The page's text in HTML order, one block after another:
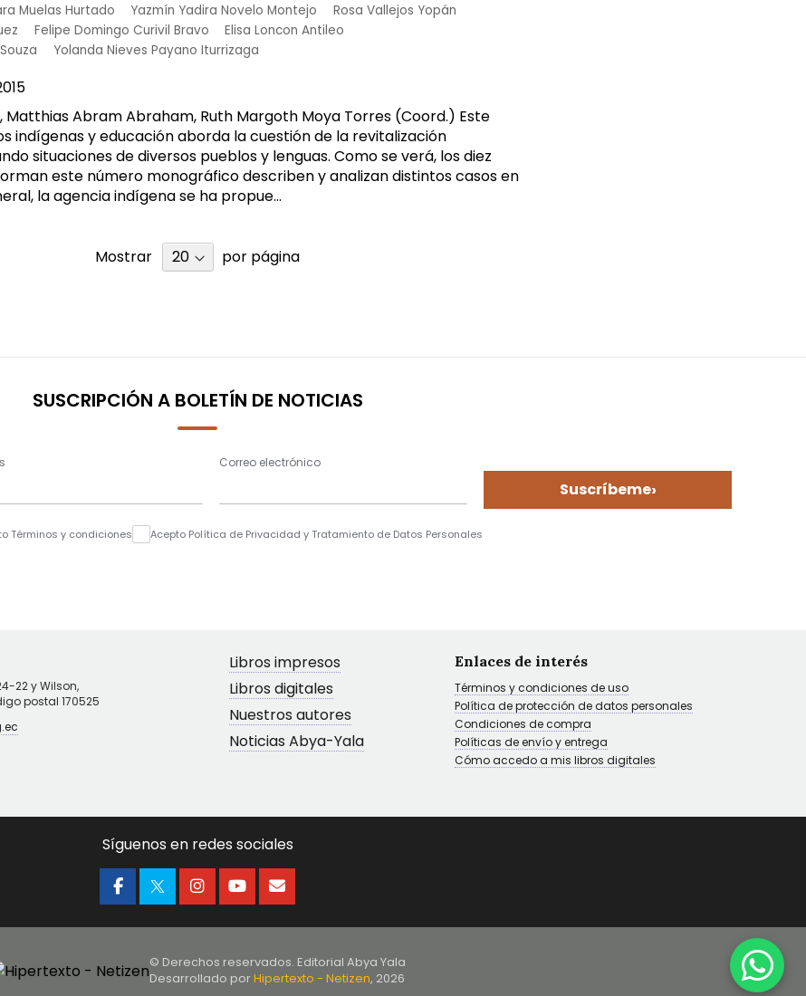
Muelas Hurtado Yazmín Yadira Novelo Montejo
Rosa Vallejos Yopán
Felipe Domingo Curivil Bravo
Elisa Loncon Antileo
Yolanda Nieves Payano Iturrizaga
Matthias Abram Abraham, Ruth Margoth Moya Torres (Coord.) Este
indígenas y educación aborda la cuestión de la revitalización
situaciones de diversos pueblos y lenguas. Como se verá, los diez
este número monográfico describen y analizan distintos casos en
la agencia indígena se ha propue...
Mostrar por página
SUSCRIPCIÓN A BOLETÍN DE NOTICIAS
Correo electrónico
Suscríbeme›
Términos y condiciones Acepto Política de Privacidad y Tratamiento de Datos Personales
22 y Wilson,
postal 170525
Libros impresos
Libros digitales
Nuestros autores
Noticias Abya-Yala
Enlaces de interés
Términos y condiciones de uso
Política de protección de datos personales
Condiciones de compra
Políticas de envío y entrega
Cómo accedo a mis libros digitales
Síguenos en redes sociales
© Derechos reservados. Editorial Abya Yala
Desarrollado porHipertexto - Netizen, 2026